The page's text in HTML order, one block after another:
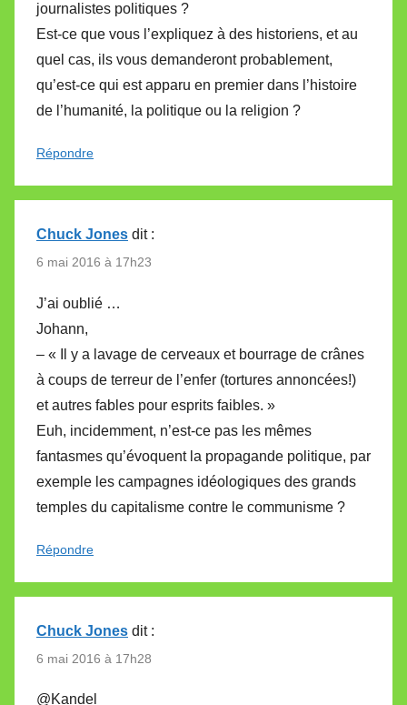
journalistes politiques ?
Est-ce que vous l’expliquez à des historiens, et au
quel cas, ils vous demanderont probablement,
qu’est-ce qui est apparu en premier dans l’histoire
de l’humanité, la politique ou la religion ?
Répondre
Chuck Jones dit :
6 mai 2016 à 17h23
J’ai oublié …
Johann,
– « Il y a lavage de cerveaux et bourrage de crânes
à coups de terreur de l’enfer (tortures annoncées!)
et autres fables pour esprits faibles. »
Euh, incidemment, n’est-ce pas les mêmes
fantasmes qu’évoquent la propagande politique, par
exemple les campagnes idéologiques des grands
temples du capitalisme contre le communisme ?
Répondre
Chuck Jones dit :
6 mai 2016 à 17h28
@Kandel